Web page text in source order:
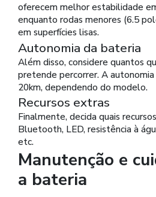
oferecem melhor estabilidade
enquanto rodas menores (6.5
em superfícies lisas.
Autonomia da bateria
Além disso, considere quantos
pretende percorrer. A
20km, dependendo do modelo.
Recursos extras
Finalmente, decida quais
Bluetooth, LED, resistência à
etc.
Manutenção e
a bateria